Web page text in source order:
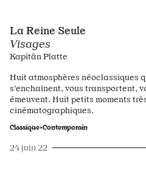
La Reine Seule
Visages
Kapitän Platte
Huit atmosphères néoclassiques
s’enchaînent, vous transportent,
émeuvent. Huit petits moments
cinématographiques.
Classique•Contemporain
24 juin 22